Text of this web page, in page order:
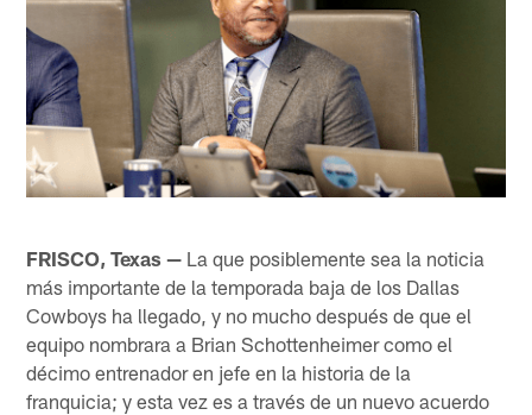
FRISCO, Texas — La que posiblemente sea la noticia
más importante de la temporada baja de los Dallas
Cowboys ha llegado, y no mucho después de que el
equipo nombrara a Brian Schottenheimer como el
décimo entrenador en jefe en la historia de la
franquicia; y esta vez es a través de un nuevo acuerdo